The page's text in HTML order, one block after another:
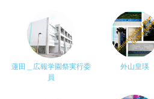
蓮田＿広報学園祭実行委
員
外山皇瑛